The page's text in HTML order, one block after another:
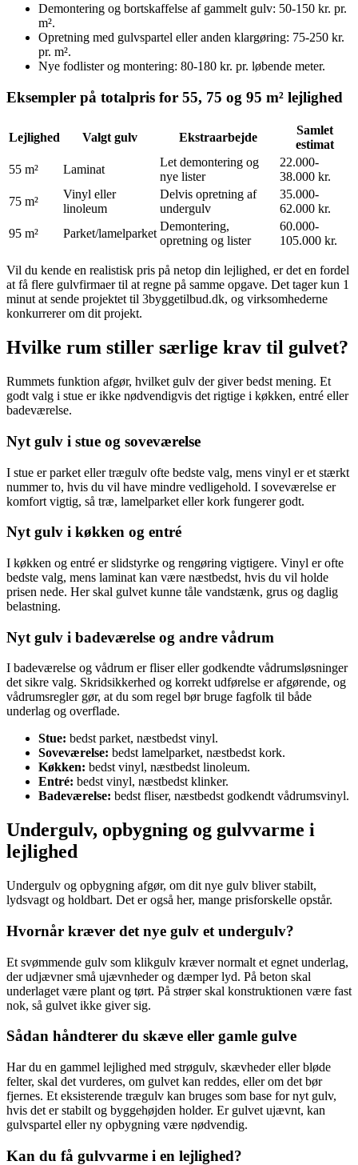
Demontering og bortskaffelse af gammelt gulv: 50-150 kr. pr.
m².
Opretning med gulvspartel eller anden klargøring: 75-250 kr.
pr. m².
Nye fodlister og montering: 80-180 kr. pr. løbende meter.
Eksempler på totalpris for 55, 75 og 95 m² lejlighed
Lejlighed Valgt gulv Ekstraarbejde
Samlet
estimat
55 m²
Laminat
Let demontering og
nye lister
22.000-
38.000 kr.
75 m²
Vinyl eller
linoleum
Delvis opretning af
undergulv
35.000-
62.000 kr.
95 m²
Parket/lamelparket
Demontering,
opretning og lister
60.000-
105.000 kr.
Vil du kende en realistisk pris på netop din lejlighed, er det en fordel
at få flere gulvfirmaer til at regne på samme opgave. Det tager kun 1
minut at sende projektet til 3byggetilbud.dk, og virksomhederne
konkurrerer om dit projekt.
Hvilke rum stiller særlige krav til gulvet?
Rummets funktion afgør, hvilket gulv der giver bedst mening. Et
godt valg i stue er ikke nødvendigvis det rigtige i køkken, entré eller
badeværelse.
Nyt gulv i stue og soveværelse
I stue er parket eller trægulv ofte bedste valg, mens vinyl er et stærkt
nummer to, hvis du vil have mindre vedligehold. I soveværelse er
komfort vigtig, så træ, lamelparket eller kork fungerer godt.
Nyt gulv i køkken og entré
I køkken og entré er slidstyrke og rengøring vigtigere. Vinyl er ofte
bedste valg, mens laminat kan være næstbedst, hvis du vil holde
prisen nede. Her skal gulvet kunne tåle vandstænk, grus og daglig
belastning.
Nyt gulv i badeværelse og andre vådrum
I badeværelse og vådrum er fliser eller godkendte vådrumsløsninger
det sikre valg. Skridsikkerhed og korrekt udførelse er afgørende, og
vådrumsregler gør, at du som regel bør bruge fagfolk til både
underlag og overflade.
Stue: bedst parket, næstbedst vinyl.
Soveværelse: bedst lamelparket, næstbedst kork.
Køkken: bedst vinyl, næstbedst linoleum.
Entré: bedst vinyl, næstbedst klinker.
Badeværelse: bedst fliser, næstbedst godkendt vådrumsvinyl.
Undergulv, opbygning og gulvvarme i
lejlighed
Undergulv og opbygning afgør, om dit nye gulv bliver stabilt,
lydsvagt og holdbart. Det er også her, mange prisforskelle opstår.
Hvornår kræver det nye gulv et undergulv?
Et svømmende gulv som klikgulv kræver normalt et egnet underlag,
der udjævner små ujævnheder og dæmper lyd. På beton skal
underlaget være plant og tørt. På strøer skal konstruktionen være fast
nok, så gulvet ikke giver sig.
Sådan håndterer du skæve eller gamle gulve
Har du en gammel lejlighed med strøgulv, skævheder eller bløde
felter, skal det vurderes, om gulvet kan reddes, eller om det bør
fjernes. Et eksisterende trægulv kan bruges som base for nyt gulv,
hvis det er stabilt og byggehøjden holder. Er gulvet ujævnt, kan
gulvspartel eller ny opbygning være nødvendig.
Kan du få gulvvarme i en lejlighed?